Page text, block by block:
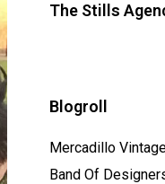
The Stills
Blogroll
Mercadillo
Band Of